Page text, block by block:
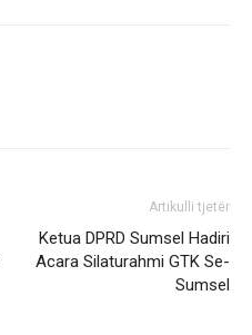
Artikulli tjetër
Ketua DPRD Sumsel Hadiri
Acara Silaturahmi GTK Se-
Sumsel